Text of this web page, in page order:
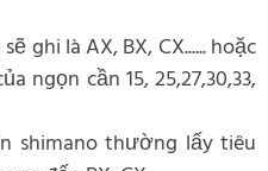
ghi là AX, BX, CX...... hoặc
ngọn cần 15, 25,27,30,33,
shimano thường lấy tiêu